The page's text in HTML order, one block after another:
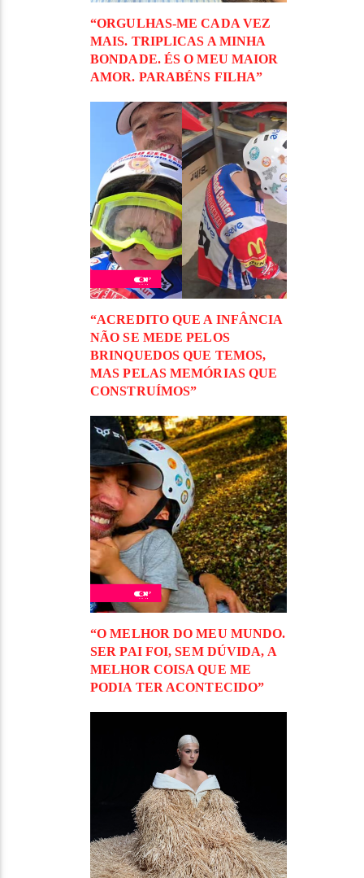
“ORGULHAS-ME CADA VEZ
MAIS. TRIPLICAS A MINHA
BONDADE. ÉS O MEU MAIOR
AMOR. PARABÉNS FILHA”
“ACREDITO QUE A INFÂNCIA
NÃO SE MEDE PELOS
BRINQUEDOS QUE TEMOS,
MAS PELAS MEMÓRIAS QUE
CONSTRUÍMOS”
“O MELHOR DO MEU MUNDO.
SER PAI FOI, SEM DÚVIDA, A
MELHOR COISA QUE ME
PODIA TER ACONTECIDO”